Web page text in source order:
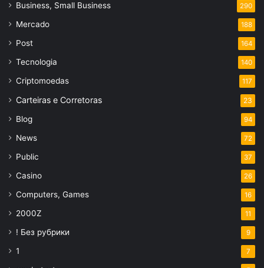
Business, Small Business 290
Mercado 188
Post 164
Tecnologia 140
Criptomoedas 117
Carteiras e Corretoras 23
Blog 94
News 72
Public 37
Casino 26
Computers, Games 16
2000Z 11
! Без рубрики 9
1 7